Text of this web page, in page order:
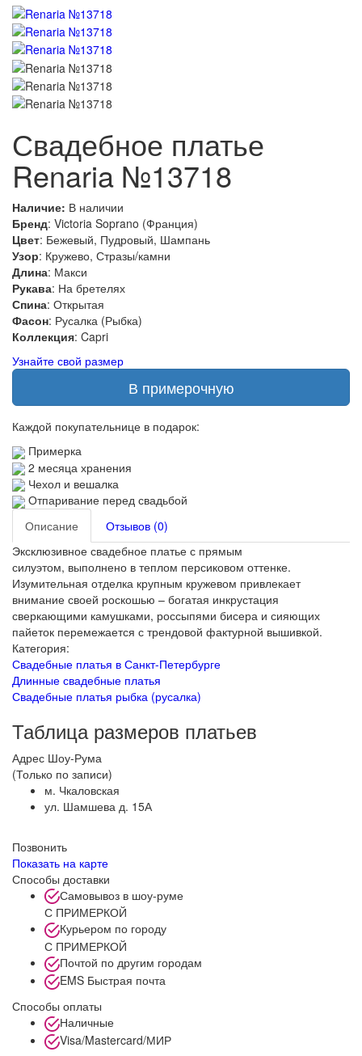
Свадебное платье
Renaria №13718
Наличие: В наличии
Бренд: Victoria Soprano (Франция)
Цвет: Бежевый, Пудровый, Шампань
Узор: Кружево, Стразы/камни
Длина: Макси
Рукава: На бретелях
Спина: Открытая
Фасон: Русалка (Рыбка)
Коллекция: Capri
Узнайте свой размер
В примерочную
Каждой покупательнице в подарок:
Примерка
2 месяца хранения
Чехол и вешалка
Отпаривание перед свадьбой
Описание
Отзывов (0)
Эксклюзивное свадебное платье с прямым
силуэтом, выполнено в теплом персиковом оттенке.
Изумительная отделка крупным кружевом привлекает
внимание своей роскошью – богатая инкрустация
сверкающими камушками, россыпями бисера и сияющих
пайеток перемежается с трендовой фактурной вышивкой.
Категория:
Свадебные платья в Санкт-Петербурге
Длинные свадебные платья
Свадебные платья рыбка (русалка)
Таблица размеров платьев
Адрес Шоу-Рума
(Только по записи)
м. Чкаловская
ул. Шамшева д. 15А
Позвонить
Показать на карте
Способы доставки
Самовывоз в шоу-руме
С ПРИМЕРКОЙ
Курьером по городу
С ПРИМЕРКОЙ
Почтой по другим городам
EMS Быстрая почта
Способы оплаты
Наличные
Visa/Mastercard/МИР